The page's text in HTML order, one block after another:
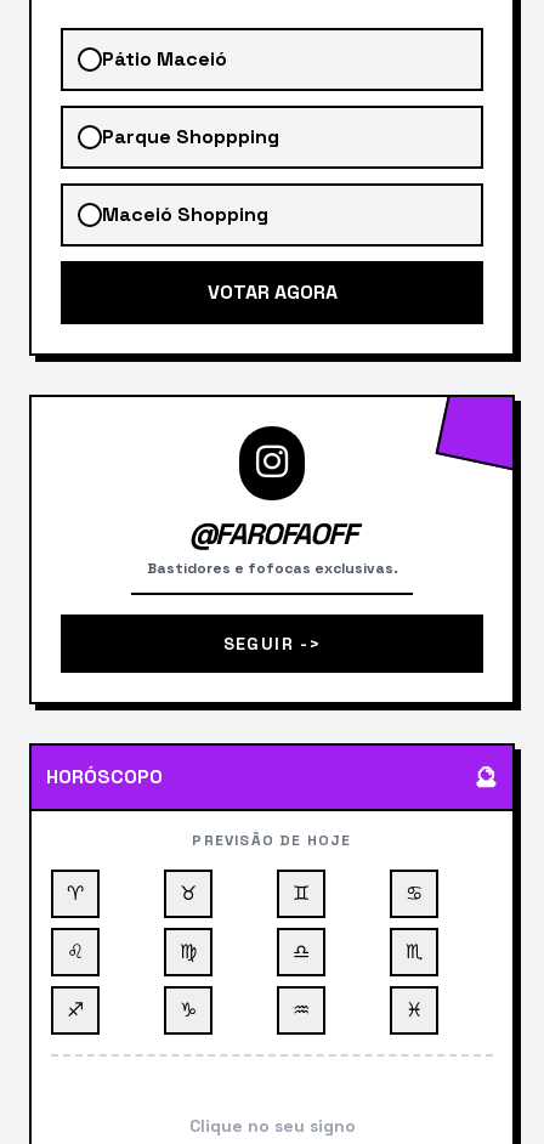
Pátio Maceió
Parque Shoppping
Maceió Shopping
VOTAR AGORA
@FAROFAOFF
Bastidores e fofocas exclusivas.
SEGUIR ->
HORÓSCOPO 🔮
PREVISÃO DE HOJE
♈ ♉ ♊ ♋
♌ ♍ ♎ ♏
♐ ♑ ♒ ♓
Clique no seu signo